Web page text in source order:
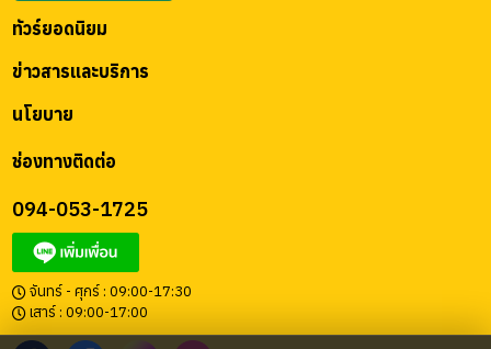
ช่องทางติดต่อ
094-053-1725
จันทร์ - ศุกร์ : 09:00-17:30
เสาร์ : 09:00-17:00
นโยบาย
ข่าวสารและบริการ
ทัวร์ยอดนิยม